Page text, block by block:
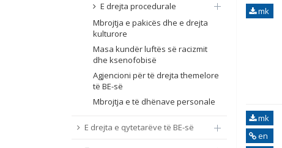
E drejta procedurale
Mbrojtja e pakicës dhe e drejta
kulturore
Masa kundër luftës së racizmit
dhe ksenofobisë
Agjencioni për të drejta themelore
të BE-së
Mbrojtja e të dhënave personale
E drejta e qytetarëve të BE-së
mk
mk
en